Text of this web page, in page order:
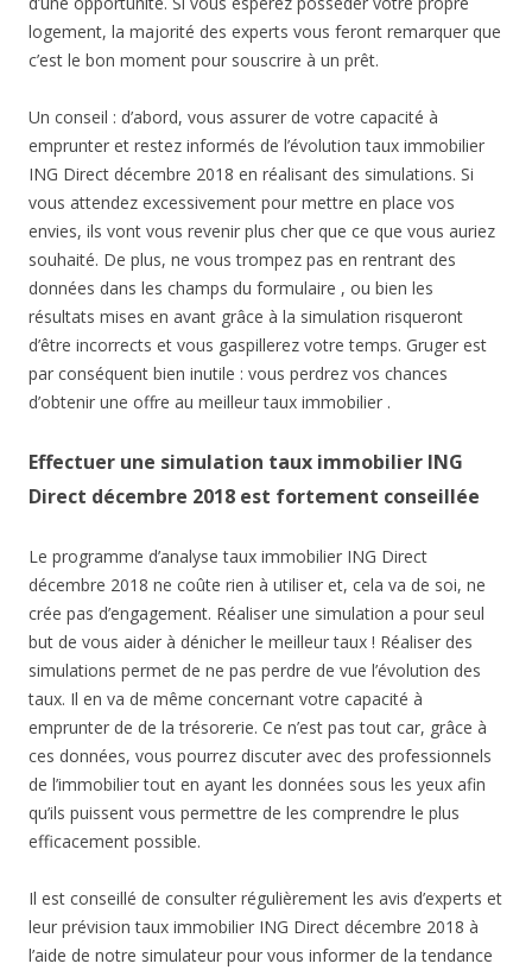
logement, la majorité des experts vous feront remarquer que
c’est le bon moment pour souscrire à un prêt.
Un conseil : d’abord, vous assurer de votre capacité à
emprunter et restez informés de l’évolution taux immobilier
ING Direct décembre 2018 en réalisant des simulations. Si
vous attendez excessivement pour mettre en place vos
envies, ils vont vous revenir plus cher que ce que vous auriez
souhaité. De plus, ne vous trompez pas en rentrant des
données dans les champs du formulaire , ou bien les
résultats mises en avant grâce à la simulation risqueront
d’être incorrects et vous gaspillerez votre temps. Gruger est
par conséquent bien inutile : vous perdrez vos chances
d’obtenir une offre au meilleur taux immobilier .
Effectuer une simulation taux immobilier ING
Direct décembre 2018 est fortement conseillée
Le programme d’analyse taux immobilier ING Direct
décembre 2018 ne coûte rien à utiliser et, cela va de soi, ne
crée pas d’engagement. Réaliser une simulation a pour seul
but de vous aider à dénicher le meilleur taux ! Réaliser des
simulations permet de ne pas perdre de vue l’évolution des
taux. Il en va de même concernant votre capacité à
emprunter de de la trésorerie. Ce n’est pas tout car, grâce à
ces données, vous pourrez discuter avec des professionnels
de l’immobilier tout en ayant les données sous les yeux afin
qu’ils puissent vous permettre de les comprendre le plus
efficacement possible.
Il est conseillé de consulter régulièrement les avis d’experts et
leur prévision taux immobilier ING Direct décembre 2018 à
l’aide de notre simulateur pour vous informer de la tendance